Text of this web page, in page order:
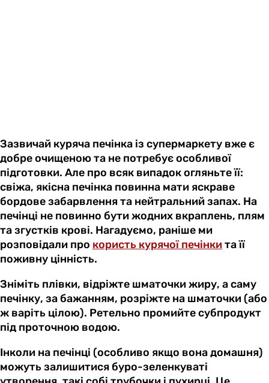
Зазвичай куряча печінка із супермаркету вже є
добре очищеною та не потребує особливої
підготовки. Але про всяк випадок огляньте її:
свіжа, якісна печінка повинна мати яскраве
бордове забарвлення та нейтральний запах. На
печінці не повинно бути жодних вкраплень, плям
та згустків крові. Нагадуємо, раніше ми
розповідали про користь курячої печінкита її
поживну цінність.
Зніміть плівки, відріжте шматочки жиру, а саму
печінку, за бажанням, розріжте на шматочки (або
ж варіть цілою). Ретельно промийте субпродукт
під проточною водою.
Інколи на печінці (особливо якщо вона домашня)
можуть залишитися буро-зеленкуваті